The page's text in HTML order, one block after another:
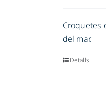
Croquetes
del mar.
Detalls